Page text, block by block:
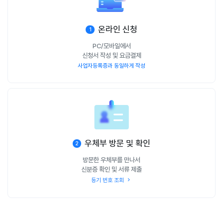
1 온라인 신청
PC/모바일에서
신청서 작성 및 요금결제
사업자등록증과 동일하게 작성
2 우체부 방문 및 확인
방문한 우체부를 만나서
신분증 확인 및 서류 제출
등기 번호 조회